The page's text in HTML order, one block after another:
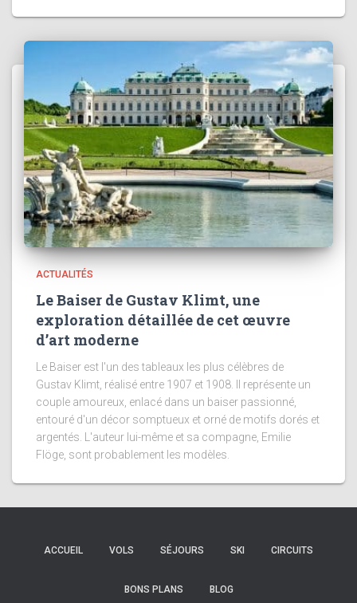
ACTUALITÉS
Le Baiser de Gustav Klimt, une
exploration détaillée de cet œuvre
d’art moderne
Le Baiser est l'un des tableaux les plus célèbres de
Gustav Klimt, réalisé entre 1907 et 1908. Il représente un
couple amoureux, enlacé dans un baiser passionné,
entouré d'un décor somptueux et orné de motifs dorés et
argentés. L'auteur lui-même et sa compagne, Emilie
Flöge, sont probablement les modèles.
ACCUEIL VOLS SÉJOURS SKI CIRCUITS
BONS PLANS BLOG